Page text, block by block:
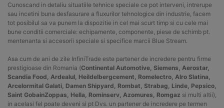
Cunoscand in detaliu situatiile tehnice speciale ce pot interveni, intrerupe
sau incetini buna desfasurare a fluxurilor tehnologice din industrie, facem
tot posibilul sa va punem la dispozitie in cel mai scurt timp si cu cele mai
bune conditii comerciale: echipamente, componente, piese de schimb pt.
mentenanta si accesorii speciale si specifice marcii Blue Stream.
Asa cum de ani de zile InfiniTrade este partener de incredere pentru firme
prestigioase din Romania (Continental Automotive, Siemens, Aerostar,
Scandia Food, Ardealul, Heildelbergcement, Romelectro, Alro Slatina,
Arcelormital Galati, Damen Shipyard, Rombat, Strabag, Linde, Pepsico,
Saint GobainZoppas, Hella, Rominserv, Azomures, Romgaz si multi altii),
in acelasi fel poate deveni si pt Dvs. un partener de incredere pe termen